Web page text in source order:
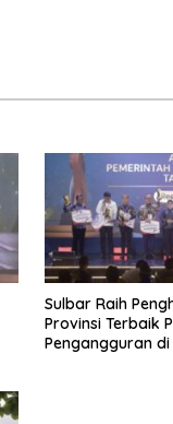
Sulbar Raih
Provinsi Terbaik
Pengangguran di